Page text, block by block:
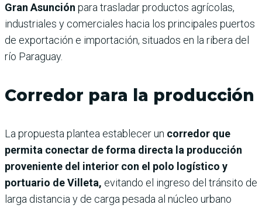
Gran Asunción para trasladar productos agrícolas,
industriales y comerciales hacia los principales puertos
de exportación e importación, situados en la ribera del
río Paraguay.
Corredor para la producción
La propuesta plantea establecer un corredor que
permita conectar de forma directa la producción
proveniente del interior con el polo logístico y
portuario de Villeta, evitando el ingreso del tránsito de
larga distancia y de carga pesada al núcleo urbano